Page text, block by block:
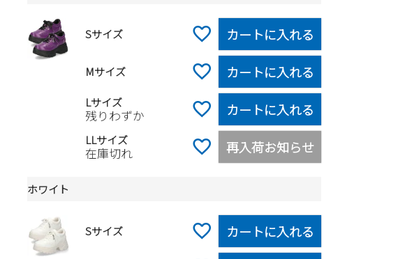
Sサイズ カートに入れる
Mサイズ カートに入れる
Lサイズ
残りわずか カートに入れる
LLサイズ
在庫切れ 再入荷お知らせ
ホワイト
Sサイズ カートに入れる